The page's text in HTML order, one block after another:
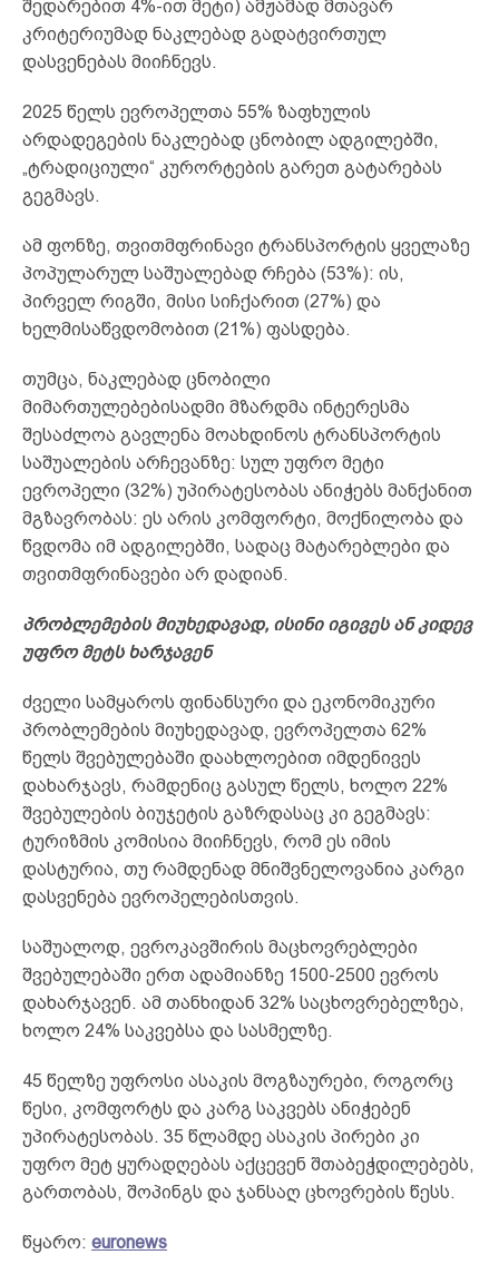
შედარებით 4%-ით მეტი) ამჟამად მთავარ
კრიტერიუმად ნაკლებად გადატვირთულ
დასვენებას მიიჩნევს.
2025 წელს ევროპელთა 55% ზაფხულის
არდადეგების ნაკლებად ცნობილ ადგილებში,
„ტრადიციული“ კურორტების გარეთ გატარებას
გეგმავს.
ამ ფონზე, თვითმფრინავი ტრანსპორტის ყველაზე
პოპულარულ საშუალებად რჩება (53%): ის,
პირველ რიგში, მისი სიჩქარით (27%) და
ხელმისაწვდომობით (21%) ფასდება.
თუმცა, ნაკლებად ცნობილი
მიმართულებებისადმი მზარდმა ინტერესმა
შესაძლოა გავლენა მოახდინოს ტრანსპორტის
საშუალების არჩევანზე: სულ უფრო მეტი
ევროპელი (32%) უპირატესობას ანიჭებს მანქანით
მგზავრობას: ეს არის კომფორტი, მოქნილობა და
წვდომა იმ ადგილებში, სადაც მატარებლები და
თვითმფრინავები არ დადიან.
პრობლემების მიუხედავად, ისინი იგივეს ან კიდევ
უფრო მეტს ხარჯავენ
ძველი სამყაროს ფინანსური და ეკონომიკური
პრობლემების მიუხედავად, ევროპელთა 62%
წელს შვებულებაში დაახლოებით იმდენივეს
დახარჯავს, რამდენიც გასულ წელს, ხოლო 22%
შვებულების ბიუჯეტის გაზრდასაც კი გეგმავს:
ტურიზმის კომისია მიიჩნევს, რომ ეს იმის
დასტურია, თუ რამდენად მნიშვნელოვანია კარგი
დასვენება ევროპელებისთვის.
საშუალოდ, ევროკავშირის მაცხოვრებლები
შვებულებაში ერთ ადამიანზე 1500-2500 ევროს
დახარჯავენ. ამ თანხიდან 32% საცხოვრებელზეა,
ხოლო 24% საკვებსა და სასმელზე.
45 წელზე უფროსი ასაკის მოგზაურები, როგორც
წესი, კომფორტს და კარგ საკვებს ანიჭებენ
უპირატესობას. 35 წლამდე ასაკის პირები კი
უფრო მეტ ყურადღებას აქცევენ შთაბეჭდილებებს,
გართობას, შოპინგს და ჯანსაღ ცხოვრების წესს.
წყარო: euronews